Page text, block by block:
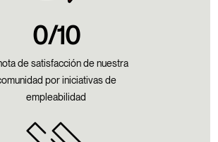
0/10
de satisfacción de nuestra
por iniciativas de
empleabilidad​